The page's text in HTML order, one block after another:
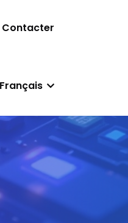
Contacter
Français